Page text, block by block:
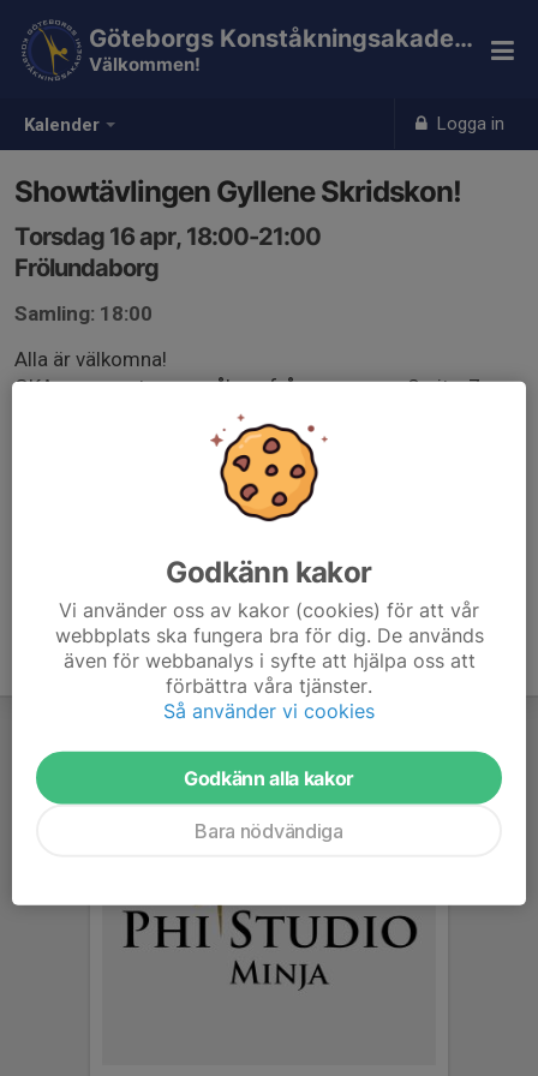
Kalender Logga in
Göteborgs Konståkningsakademi
Välkommen!
Showtävlingen Gyllene Skridskon!
Torsdag 16 apr, 18:00-21:00
Frölundaborg
Samling: 18:00
Alla är välkomna!
GKA representeras av åkare från grupperna Sprite, 7-up,
Fanta, Trocadero och Päronsoda.
Godkänn kakor
Vi använder oss av kakor (cookies) för att vår
webbplats ska fungera bra för dig. De används
även för webbanalys i syfte att hjälpa oss att
förbättra våra tjänster.
Så använder vi cookies
Godkänn alla kakor
Bara nödvändiga